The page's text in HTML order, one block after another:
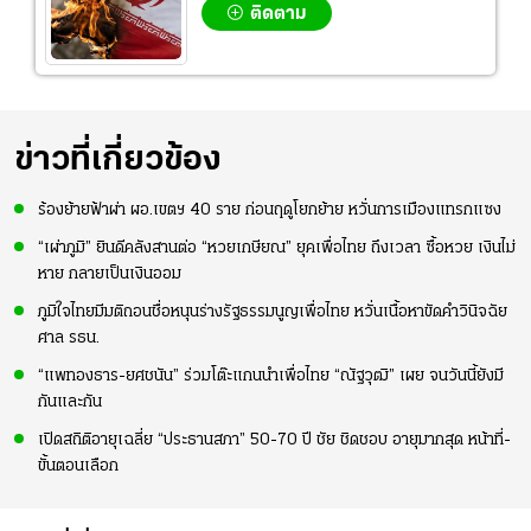
ติดตาม
ข่าวที่เกี่ยวข้อง
ร้องย้ายฟ้าผ่า ผอ.เขตฯ 40 ราย ก่อนฤดูโยกย้าย หวั่นการเมืองแทรกแซง
“เผ่าภูมิ” ยินดีคลังสานต่อ “หวยเกษียณ” ยุคเพื่อไทย ถึงเวลา ซื้อหวย เงินไม่
หาย กลายเป็นเงินออม
ภูมิใจไทยมีมติถอนชื่อหนุนร่างรัฐธรรมนูญเพื่อไทย หวั่นเนื้อหาขัดคำวินิจฉัย
ศาล รธน.
“แพทองธาร-ยศชนัน” ร่วมโต๊ะแกนนำเพื่อไทย “ณัฐวุฒิ” เผย จนวันนี้ยังมี
กันและกัน
เปิดสถิติอายุเฉลี่ย “ประธานสภา” 50-70 ปี ชัย ชิดชอบ อายุมากสุด หน้าที่-
ขั้นตอนเลือก